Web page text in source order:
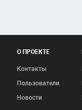
О ПРОЕКТЕ
Контакты
Пользователи
Новости